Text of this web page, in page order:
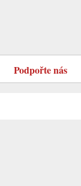
Podpořte nás